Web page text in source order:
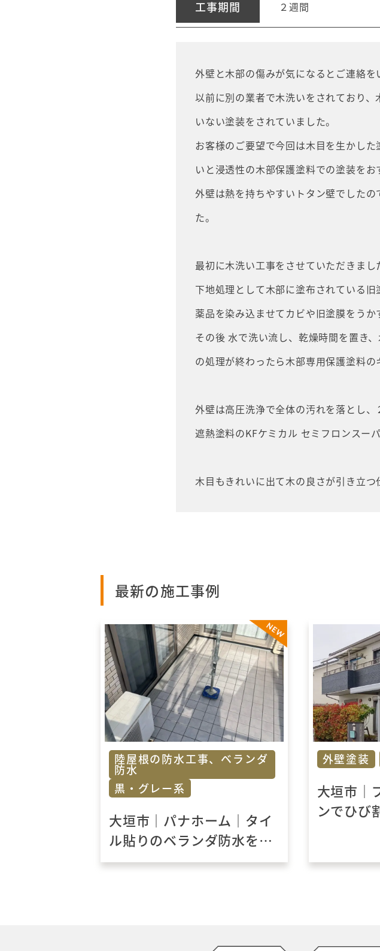
工事期間 ２週間
外壁と木部の傷みが気になるとご連絡を
以前に別の業者で木洗いをされており
いない塗装をされていました。
お客様のご要望で今回は木目を生かし
いと浸透性の木部保護塗料での塗装をお
外壁は熱を持ちやすいトタン壁でした
た。
最初に木洗い工事をさせていただきまし
下地処理として木部に塗布されている旧
薬品を染み込ませてカビや旧塗膜をうか
その後 水で洗い流し、乾燥時間を置き
の処理が終わったら木部専用保護塗料の
外壁は高圧洗浄で全体の汚れを落とし、
遮熱塗料のKFケミカル セミフロンスー
木目もきれいに出て木の良さが引き立
最新の施工事例
陸屋根の防水工事、ベランダ
防水
黒・グレー系
大垣市｜パナホーム｜タイ
ル貼りのベランダ防水を一
新！安心の防水改修工事
外壁塗装
大垣市｜
ンでひび